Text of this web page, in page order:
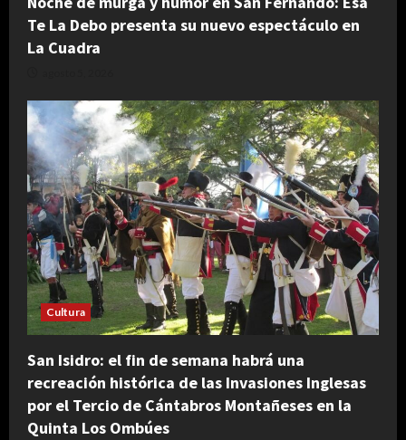
Te La Debo presenta su nuevo espectáculo en
La Cuadra
Cultura
San Isidro: el fin de semana habrá una
recreación histórica de las Invasiones Inglesas
por el Tercio de Cántabros Montañeses en la
Quinta Los Ombúes